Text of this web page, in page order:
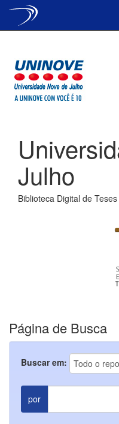
Julho
Biblioteca Digital de
Página de Busca
Buscar em:
por